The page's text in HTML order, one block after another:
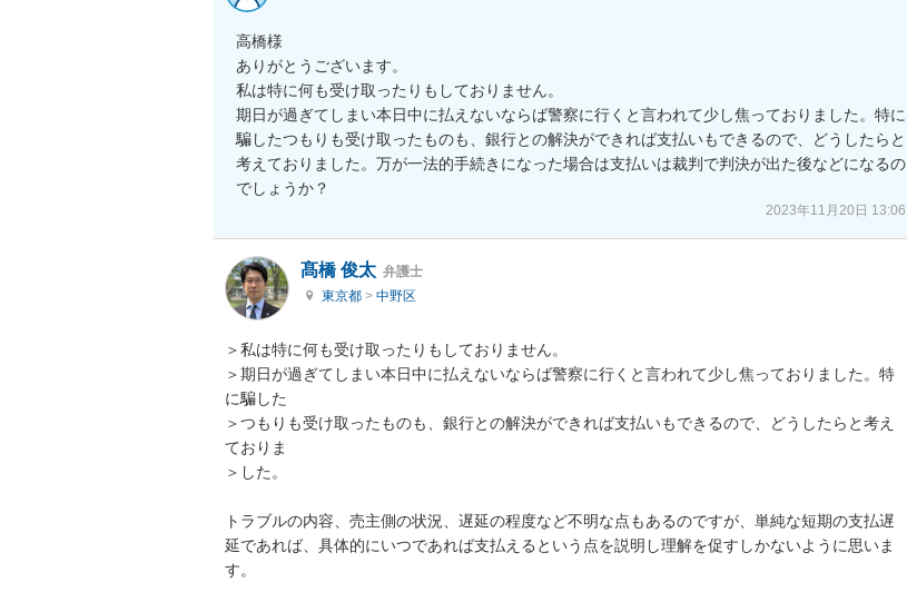
高橋様
ありがとうございます。
私は特に何も受け取ったりもしておりません。
期日が過ぎてしまい本日中に払えないならば警察に行くと言われて少し焦っておりました。特に
騙したつもりも受け取ったものも、銀行との解決ができれば支払いもできるので、どうしたらと
考えておりました。万が一法的手続きになった場合は支払いは裁判で判決が出た後などになるの
でしょうか？
2023年11月20日 13:06
髙橋 俊太 弁護士
東京都 > 中野区
＞私は特に何も受け取ったりもしておりません。
＞期日が過ぎてしまい本日中に払えないならば警察に行くと言われて少し焦っておりました。特
に騙した
＞つもりも受け取ったものも、銀行との解決ができれば支払いもできるので、どうしたらと考え
ておりま
＞した。
トラブルの内容、売主側の状況、遅延の程度など不明な点もあるのですが、単純な短期の支払遅
延であれば、具体的にいつであれば支払えるという点を説明し理解を促すしかないように思いま
す。